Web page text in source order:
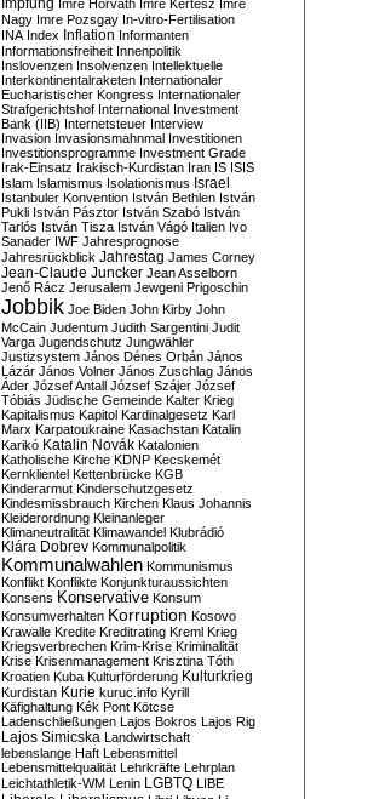
Impfung Imre Horváth Imre Kertész Imre
Nagy Imre Pozsgay In-vitro-Fertilisation
INA Index Inflation Informanten
Informationsfreiheit Innenpolitik
Inslovenzen Insolvenzen Intellektuelle
Interkontinentalraketen Internationaler
Eucharistischer Kongress Internationaler
Strafgerichtshof International Investment
Bank (IIB) Internetsteuer Interview
Invasion Invasionsmahnmal Investitionen
Investitionsprogramme Investment Grade
Irak-Einsatz Irakisch-Kurdistan Iran IS ISIS
Islam Islamismus Isolationismus Israel
Istanbuler Konvention István Bethlen István
Pukli István Pásztor István Szabó István
Tarlós István Tisza István Vágó Italien Ivo
Sanader IWF Jahresprognose
Jahresrückblick Jahrestag James Corney
Jean-Claude Juncker Jean Asselborn
Jenő Rácz Jerusalem Jewgeni Prigoschin
Jobbik Joe Biden John Kirby John
McCain Judentum Judith Sargentini Judit
Varga Jugendschutz Jungwähler
Justizsystem János Dénes Orbán János
Lázár János Volner János Zuschlag János
Áder József Antall József Szájer József
Tóbiás Jüdische Gemeinde Kalter Krieg
Kapitalismus Kapitol Kardinalgesetz Karl
Marx Karpatoukraine Kasachstan Katalin
Karikó Katalin Novák Katalonien
Katholische Kirche KDNP Kecskemét
Kernklientel Kettenbrücke KGB
Kinderarmut Kinderschutzgesetz
Kindesmissbrauch Kirchen Klaus Johannis
Kleiderordnung Kleinanleger
Klimaneutralität Klimawandel Klubrádió
Klára Dobrev Kommunalpolitik
Kommunalwahlen Kommunismus
Konflikt Konflikte Konjunkturaussichten
Konsens Konservative Konsum
Konsumverhalten Korruption Kosovo
Krawalle Kredite Kreditrating Kreml Krieg
Kriegsverbrechen Krim-Krise Kriminalität
Krise Krisenmanagement Krisztina Tóth
Kroatien Kuba Kulturförderung Kulturkrieg
Kurdistan Kurie kuruc.info Kyrill
Käfighaltung Kék Pont Kötcse
Ladenschließungen Lajos Bokros Lajos Rig
Lajos Simicska Landwirtschaft
lebenslange Haft Lebensmittel
Lebensmittelqualität Lehrkräfte Lehrplan
Leichtathletik-WM Lenin LGBTQ LIBE